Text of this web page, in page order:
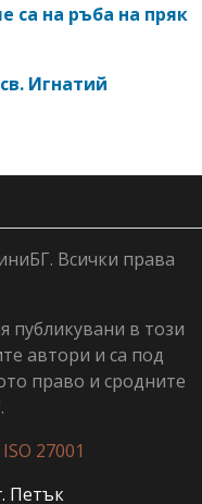
са на ръба на пряк
Игнатий
Всички права
публикувани в този
автори и са под
право и сродните
27001
Петък